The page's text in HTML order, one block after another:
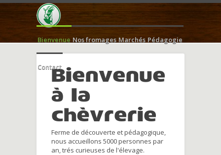
Bienvenue Nos fromages Marchés Pédagogie
ContactBienvenue
à la
chèvrerie
Ferme de découverte et pédagogique,
nous accueillons 5000 personnes par
an, trés curieuses de l'élevage.